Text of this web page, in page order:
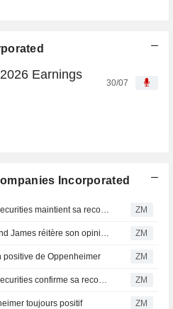
Earnings
30/07
Incorporated
ZM
ZM
positive de Oppenheimer ZM
ZM
toujours positif ZM